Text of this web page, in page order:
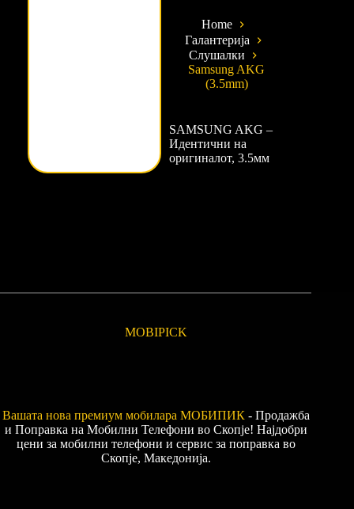
Home
Галантерија
Слушалки
Samsung AKG
(3.5mm)
SAMSUNG AKG –
Идентични на
оригиналот, 3.5мм
MOBIPICK
Вашата нова премиум мобилара МОБИПИК - Продажба
и Поправка на Мобилни Телефони во Скопје! Најдобри
цени за мобилни телефони и сервис за поправка во
Скопје, Македонија.